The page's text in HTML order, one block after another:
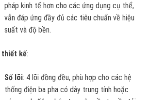
pháp kinh tế hơn cho các ứng dụng cụ thể,
vẫn đáp ứng đầy đủ các tiêu chuẩn về hiệu
suất và độ bền.
thiết kế:
Số lõi: 4 lõi đồng đều, phù hợp cho các hệ
thống điện ba pha có dây trung tính hoặc